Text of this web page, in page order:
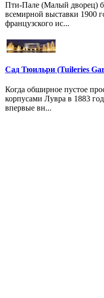
Пти-Пале (Малый дворец)
всемирной выставки 1900
французского ис...
Сад Тюильри (Tuileries
Когда обширное пустое
корпусами Лувра в 1883
впервые вн...